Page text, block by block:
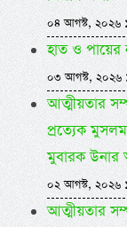
০৪ আগস্ট, ২০২৬
হাত ও পায়ের
০৩ আগস্ট, ২০২৬
আত্মীয়তার
প্রত্যেক
মুবারক উনার
০২ আগস্ট, ২০২৬
আত্মীয়তার